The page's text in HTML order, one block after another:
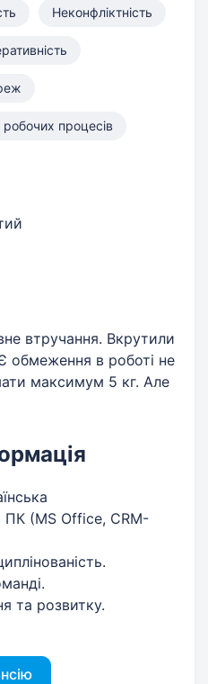
Неконфліктність
робочих процесів
втручання. Вкрутили
обмеження в роботі не
максимум 5 кг. Але
ПК (MS Office, CRM-
та розвитку.